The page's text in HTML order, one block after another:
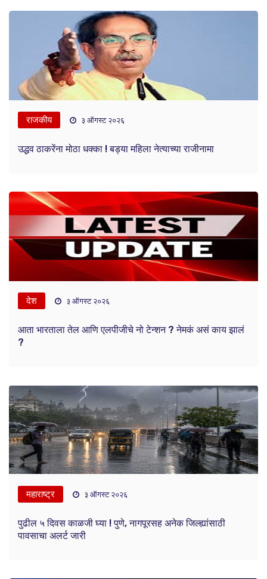
राजकीय ३ ऑगस्ट २०२६
उद्धव ठाकरेंना मोठा धक्का ! बड्या महिला नेत्याच्या राजीनामा
देश ३ ऑगस्ट २०२६
आता भारताला तेल आणि एलपीजीचे नो टेन्शन ? नेमकं असं काय झालं
?
महाराष्ट्र ३ ऑगस्ट २०२६
पुढील ५ दिवस काळजी घ्या ! पुणे, नागपूरसह अनेक जिल्ह्यांसाठी
पावसाचा अलर्ट जारी